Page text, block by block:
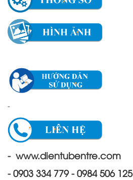
-
- www.dientubentre.com
- 0903 334 779 - 0984 506 125